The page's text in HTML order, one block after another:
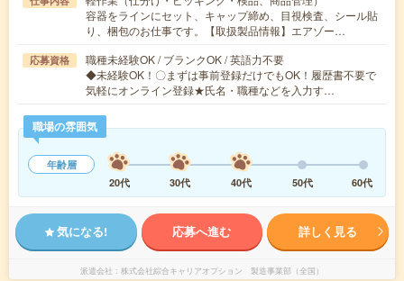
容器をラインにセット、キャップ締め、目視検査、シール貼
り、梱包のお仕事です。【取扱製品情報】エアゾー…
応募資格
職種未経験OK / ブランクOK / 英語力不要
◆未経験OK！〇まずは事前登録だけでもOK！履歴書不要で
気軽にオンライン登録★氏名・職種などを入力す…
職場の雰囲気
年齢層
20代
30代 40代 50代 60代
気になる! 応募へ進む 詳しく見る
派遣会社 株式会社綜合キャリアオプション 製造事業部（全国）